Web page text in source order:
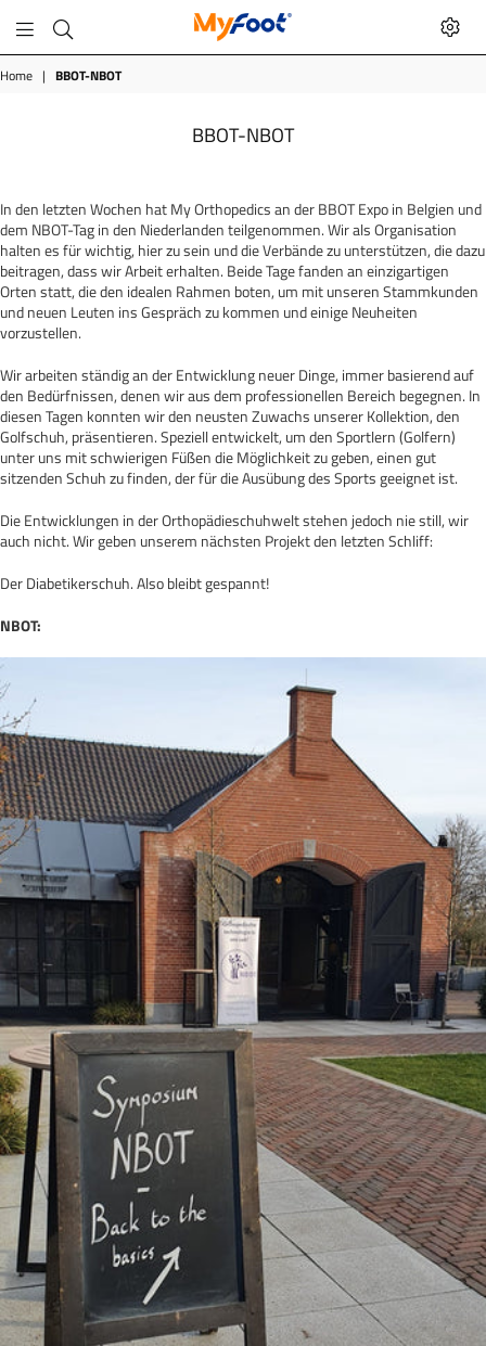
MyFoot
Shop
Home | BBOT-NBOT
BBOT-NBOT
In den letzten Wochen hat My Orthopedics an der BBOT Expo in Belgien und
dem NBOT-Tag in den Niederlanden teilgenommen. Wir als Organisation
halten es für wichtig, hier zu sein und die Verbände zu unterstützen, die dazu
beitragen, dass wir Arbeit erhalten. Beide Tage fanden an einzigartigen
Orten statt, die den idealen Rahmen boten, um mit unseren Stammkunden
und neuen Leuten ins Gespräch zu kommen und einige Neuheiten
vorzustellen.
Wir arbeiten ständig an der Entwicklung neuer Dinge, immer basierend auf
den Bedürfnissen, denen wir aus dem professionellen Bereich begegnen. In
diesen Tagen konnten wir den neusten Zuwachs unserer Kollektion, den
Golfschuh, präsentieren. Speziell entwickelt, um den Sportlern (Golfern)
unter uns mit schwierigen Füßen die Möglichkeit zu geben, einen gut
sitzenden Schuh zu finden, der für die Ausübung des Sports geeignet ist.
Die Entwicklungen in der Orthopädieschuhwelt stehen jedoch nie still, wir
auch nicht. Wir geben unserem nächsten Projekt den letzten Schliff:
Der Diabetikerschuh. Also bleibt gespannt!
NBOT: